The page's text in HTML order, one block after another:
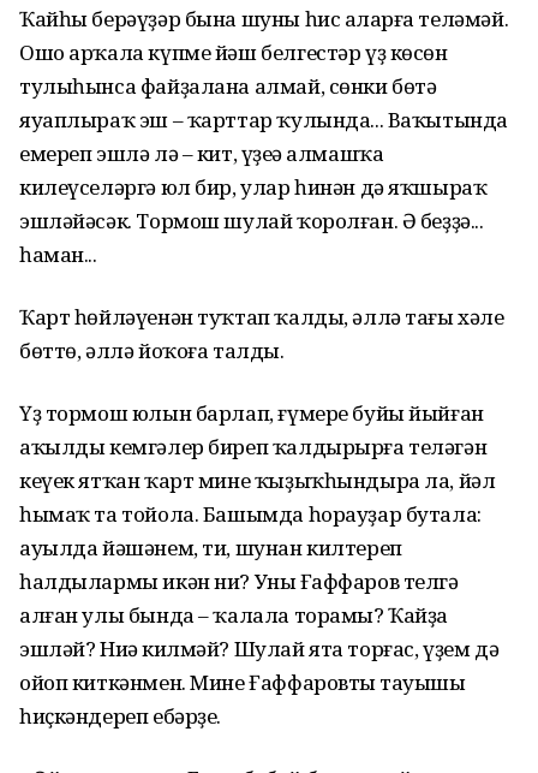
Ҡайһы берәүҙәр бына шуны һис аңларға теләмәй.
Ошо арҡала күпме йәш белгестәр үҙ көсөн
тулыһынса файҙалана алмай, сөнки бөтә
яуаплыраҡ эш – ҡарттар ҡулында... Ваҡытында
емереп эшлә лә – кит, үҙеңә алмашҡа
килеүселәргә юл бир, улар һинән дә яҡшыраҡ
эшләйәсәк. Тормош шулай ҡоролған. Ә беҙҙә...
һаман...
Ҡарт һөйләүенән туҡтап ҡалды, әллә тағы хәле
бөттө, әллә йоҡоға талды.
Үҙ тормош юлын барлап, ғүмере буйы йыйған
аҡылды кемгәлер биреп ҡалдырырға теләгән
кеүек ятҡан ҡарт мине ҡыҙыҡһындыра ла, йәл
һымаҡ та тойола. Башымда һорауҙар бутала:
ауылда йәшәнем, ти, шунан килтереп
һалдылармы икән ни? Уның Ғаффаров телгә
алған улы бында – ҡалала торамы? Ҡайҙа
эшләй? Ниңә килмәй? Шулай ята торғас, үҙем дә
ойоп киткәнмен. Мине Ғаффаровтың тауышы
һиҫкәндереп ебәрҙе.